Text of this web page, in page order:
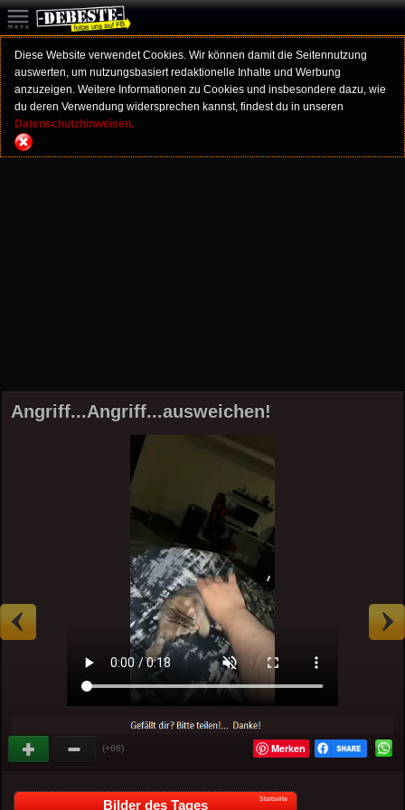
Diese Website verwendet Cookies. Wir können damit die Seitennutzung
auswerten, um nutzungsbasiert redaktionelle Inhalte und Werbung
anzuzeigen. Weitere Informationen zu Cookies und insbesondere dazu, wie
du deren Verwendung widersprechen kannst, findest du in unseren
Datenschutzhinweisen.
Angriff...Angriff...ausweichen!
(+66) Merken
Bilder des Tages Startseite